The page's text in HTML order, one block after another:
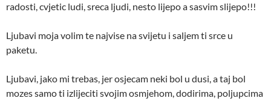
radosti, cvjetic ludi, sreca ljudi, nesto lijepo a sasvim slijepo!!!
Ljubavi moja volim te najvise na svijetu i saljem ti srce u
paketu.
Ljubavi, jako mi trebas, jer osjecam neki bol u dusi, a taj bol
mozes samo ti izlijeciti svojim osmjehom, dodirima, poljupcima